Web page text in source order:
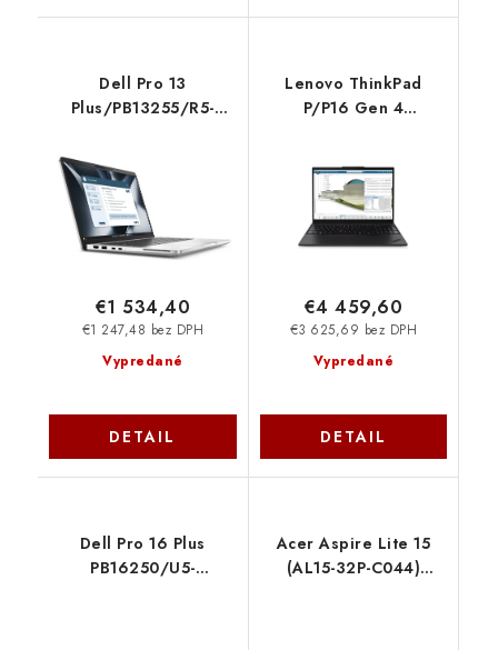
Dell Pro 13
Plus/PB13255/R5-
int/W11P/Silver/3R
NBD RHXXJ
Vypredané
€1 247,48 bez DPH
€1 534,40
DETAIL
Lenovo ThinkPad
P/P16 Gen 4
int/W11P/Black/3R
21QR0038CK
Vypredané
€3 625,69 bez DPH
€4 459,60
DETAIL
Dell Pro 16 Plus
PB16250/U5-
Acer Aspire Lite 15
(AL15-32P-C044)